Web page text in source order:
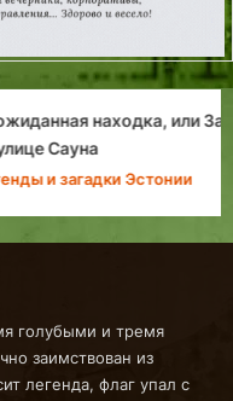
или Загадки потолка
голубыми и тремя
заимствован из
легенда, флаг упал с